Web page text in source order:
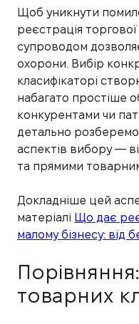
Щоб уникнути
реєстрація
супроводом
охорони. Вибір
класифікаторі
набагато простіше
конкурентами чи
детально розберемо
аспектів вибору —
та прямими
Докладніше цей
матеріалі Що дає
малому бізнесу: від
товарних